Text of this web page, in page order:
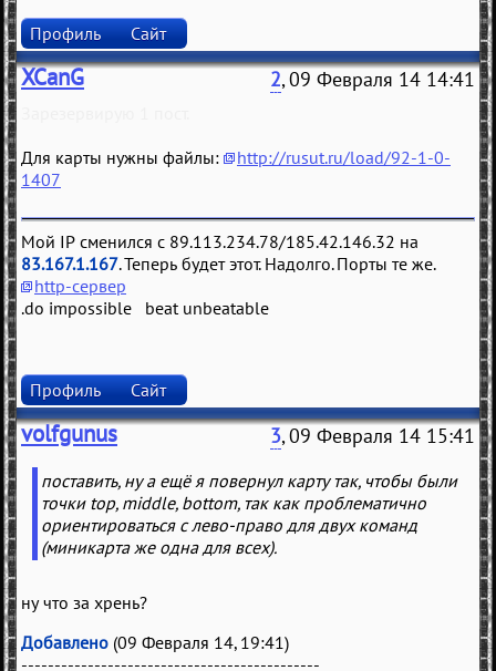
Профиль Сайт
XCanG 2, 09 Февраля 14 14:41
Для карты нужны файлы:
http://rusut.ru/load/92-1-0-
1407
Мой IP сменился с 89.113.234.78/185.42.146.32 на
83.167.1.167. Теперь будет этот. Надолго. Порты те же.
http-сервер
.do impossible beat unbeatable
Профиль Сайт
volfgunus 3, 09 Февраля 14 15:41
поставить, ну а ещё я повернул карту так, чтобы были
точки top, middle, bottom, так как проблематично
ориентироваться с лево-право для двух команд
(миникарта же одна для всех).
ну что за хрень?
Добавлено (09 Февраля 14, 19:41)
---------------------------------------------